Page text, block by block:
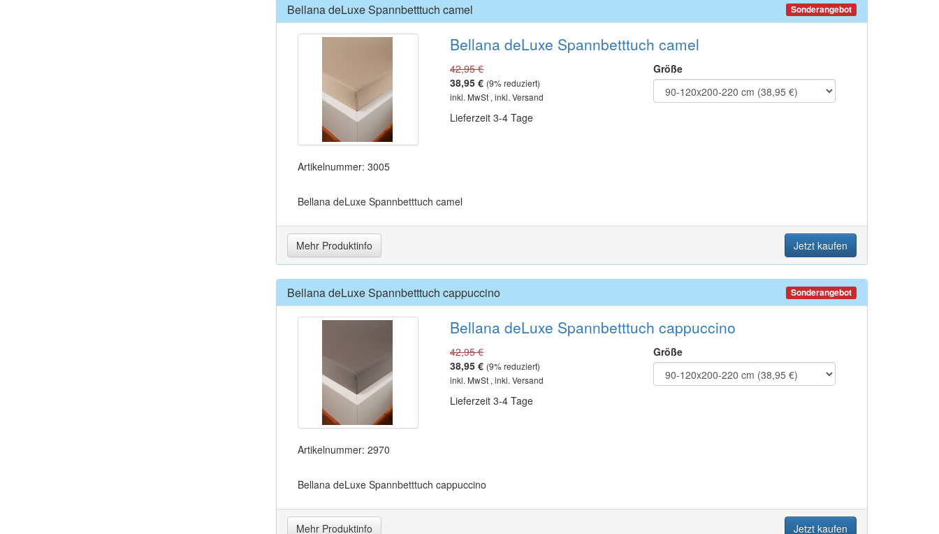
Bellana deLuxe Spannbetttuch camel Sonderangebot
Artikelnummer: 3005
Bellana deLuxe Spannbetttuch camel
42,95 €
38,95 € (9% reduziert)
inkl. MwSt , inkl. Versand
Lieferzeit 3-4 Tage
Größe
Bellana deLuxe Spannbetttuch camel
Mehr Produktinfo Jetzt kaufen
Bellana deLuxe Spannbetttuch cappuccino Sonderangebot
Artikelnummer: 2970
Bellana deLuxe Spannbetttuch cappuccino
42,95 €
38,95 € (9% reduziert)
inkl. MwSt , inkl. Versand
Lieferzeit 3-4 Tage
Größe
Bellana deLuxe Spannbetttuch cappuccino
Mehr Produktinfo Jetzt kaufen